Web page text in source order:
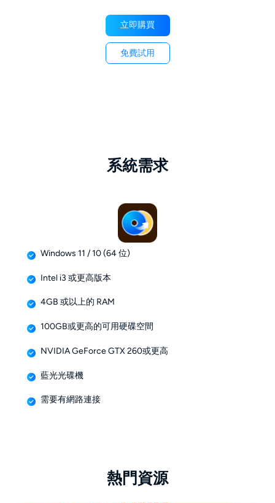
立即購買
免費試用
系統需求
Windows 11 / 10 (64 位)
Intel i3 或更高版本
4GB 或以上的 RAM
100GB或更高的可用硬碟空間
NVIDIA GeForce GTX 260或更高
藍光光碟機
需要有網路連接
熱門資源